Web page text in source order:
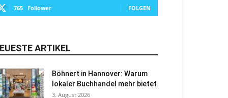
765 Follower FOLGEN
ARTIKEL
Böhnert in Hannover: Warum
lokaler Buchhandel mehr bietet
3. August 2026